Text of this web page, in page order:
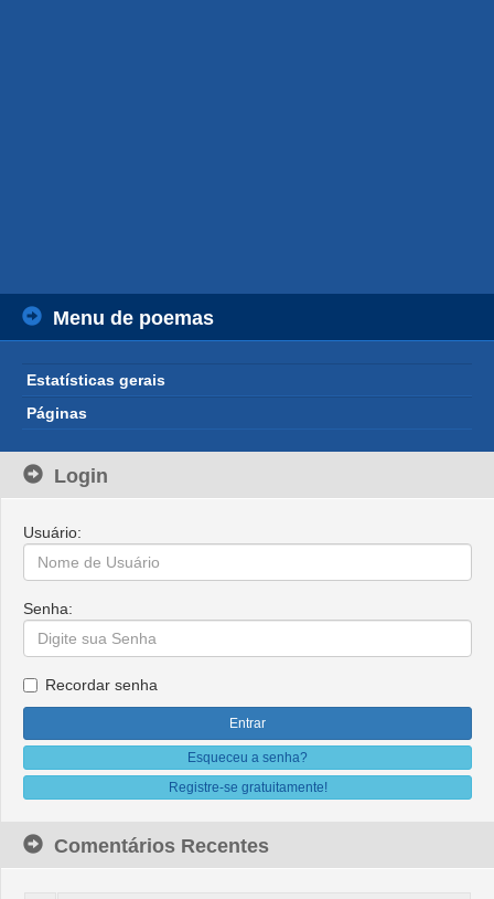
Menu de poemas
Estatísticas gerais
Páginas
Login
Usuário:
Senha:
Recordar senha
Esqueceu a senha?
Registre-se gratuitamente!
Comentários Recentes